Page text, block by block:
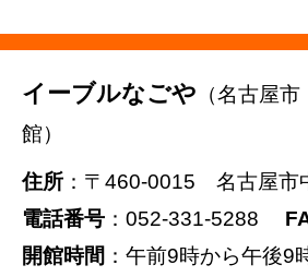
イーブルなごや （名古屋
館）
住所 ：〒460-0015 名古屋市
電話番号 ：052-331-5288
開館時間 ：午前9時から午後